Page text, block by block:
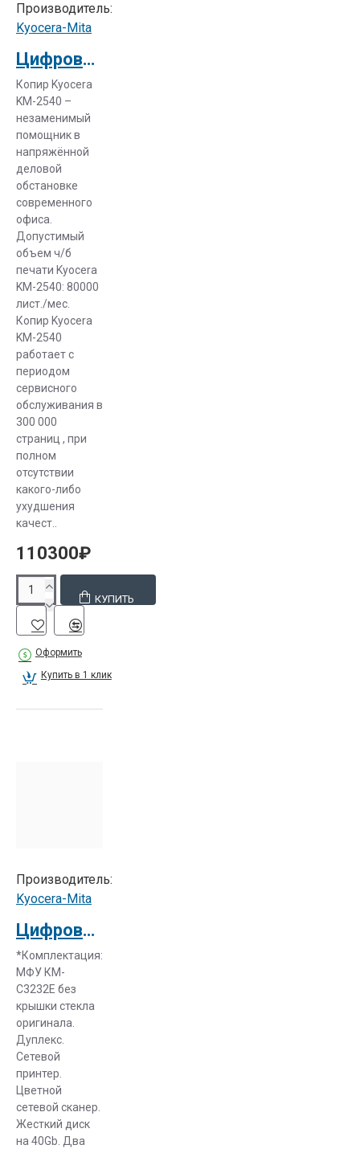
особенностей
его
профессиональной
Располагая
богатым
выбором
моделей МФУ,
покупатель
непременно
найдёт
оборудование.
которое
значительно
облегчит и
оптимизирует
офисную
работу.
Заказывая
МФУ на нашем
сайте, заказчик
(при желании)
может
получить
выбранное
устройство
"день в день"!
Производитель:
Kyocera-Mita
Цифровое мфу Kyocera-Mita KM-2540 (1102JB3NL0)
Копир Kyocera
KM-2540 –
незаменимый
помощник в
напряжённой
деловой
обстановке
современного
офиса.
Допустимый
объем ч/б
печати Kyocera
KM-2540: 80000
лист./мес.
Копир Kyocera
KM-2540
работает с
периодом
сервисного
обслуживания в
300 000
страниц , при
полном
отсутствии
какого-либо
ухудшения
качест..
110300₽
КУПИТЬ
Оформить
Купить в 1 клик
Производитель:
Kyocera-Mita
Цифровое мфу Kyocera-Mita KM-C3232 Е (1102JG3NL0)
*Комплектация:
МФУ КМ-
C3232E без
крышки стекла
оригинала.
Дуплекс.
Сетевой
принтер.
Цветной
сетевой сканер.
Жесткий диск
на 40Gb. Два